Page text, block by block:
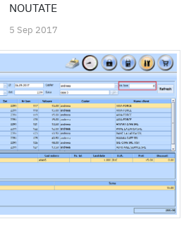
NOUTATE
5 Sep 2017